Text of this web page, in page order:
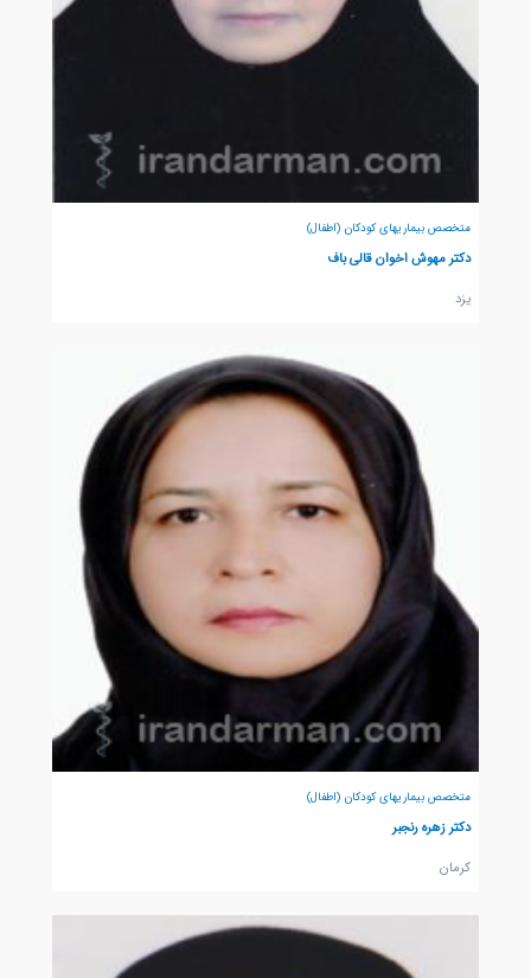
متخصص بیماریهای کودکان (اطفال)
دکتر مهوش اخوان قالی باف
يزد
متخصص بیماریهای کودکان (اطفال)
دکتر زهره رنجبر
كرمان